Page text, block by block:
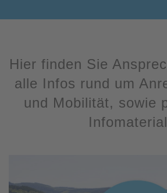
Hier finden Sie
alle Infos rund um
und Mobilität, sowie